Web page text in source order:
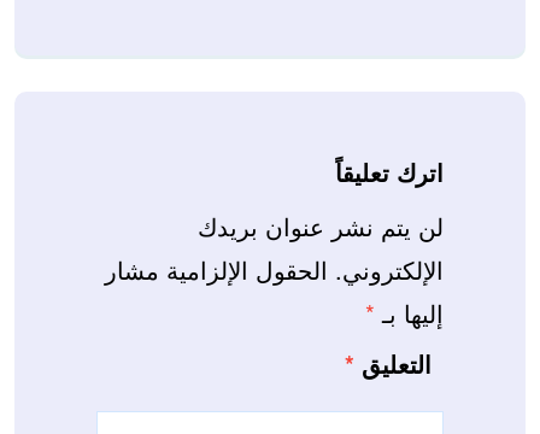
اترك تعليقاً
لن يتم نشر عنوان بريدك
الإلكتروني. الحقول الإلزامية مشار
إليها بـ *
التعليق *